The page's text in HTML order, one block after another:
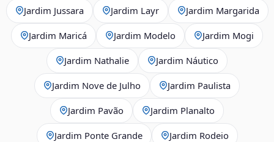
Jardim Jussara Jardim Layr Jardim Margarida
Jardim Maricá Jardim Modelo Jardim Mogi
Jardim Nathalie Jardim Náutico
Jardim Nove de Julho Jardim Paulista
Jardim Pavão Jardim Planalto
Jardim Ponte Grande Jardim Rodeio